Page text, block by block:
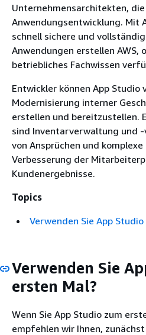
Unternehmensarchitekten, die
Anwendungsentwicklung. Mit
schnell sichere und
Anwendungen erstellen AWS,
betriebliches Fachwissen
Entwickler können App Studio
Modernisierung interner
erstellen und bereitzustellen.
sind Inventarverwaltung und
von Ansprüchen und
Verbesserung der
Kundenergebnisse.
Topics
Verwenden Sie App
Verwenden Sie
ersten Mal?
Wenn Sie App Studio zum
empfehlen wir Ihnen,